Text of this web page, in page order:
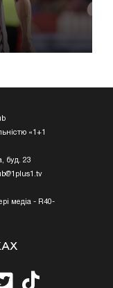
«1+1
буд. 23
медіа - R40-